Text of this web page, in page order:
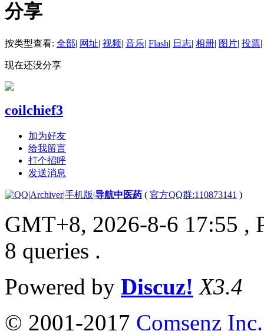
分享
按类型查看: 全部| 网址| 视频| 音乐| Flash| 日志| 相册| 图片| 投票|
现在还没分享
coilchief3
加为好友
给我留言
打个招呼
发送消息
|Archiver|手机版|导航中医药 ( 官方QQ群:110873141 )
GMT+8, 2026-8-6 17:55 ,
8 queries .
Powered by Discuz! X3.4
© 2001-2017 Comsenz Inc.